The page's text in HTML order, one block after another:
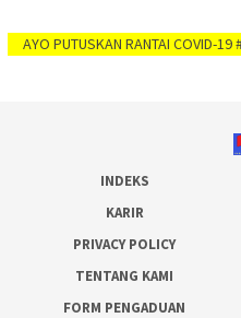
PUTUSKAN RANTAI COVID-19
INDEKS
KARIR
PRIVACY POLICY
TENTANG KAMI
FORM PENGADUAN